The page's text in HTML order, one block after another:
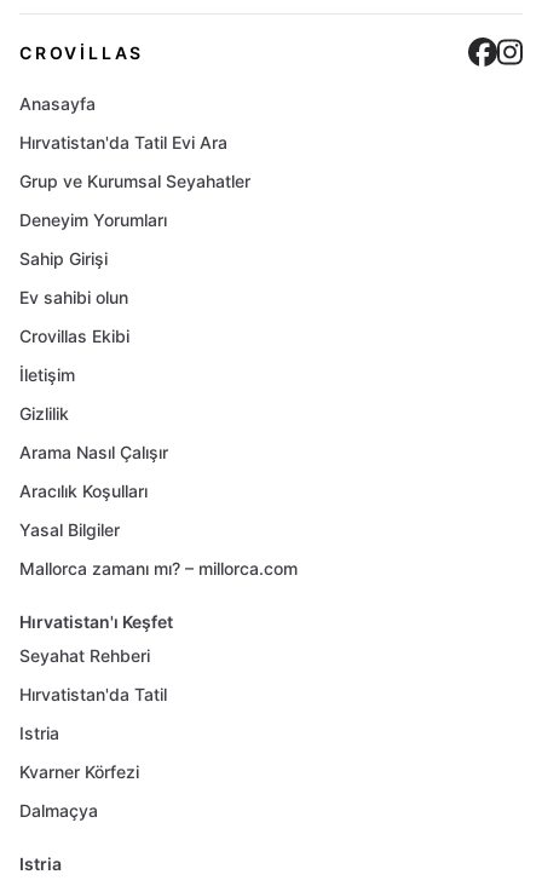
CROVILLAS
Anasayfa
Hırvatistan'da Tatil Evi Ara
Grup ve Kurumsal Seyahatler
Deneyim Yorumları
Sahip Girişi
Ev sahibi olun
Crovillas Ekibi
İletişim
Gizlilik
Arama Nasıl Çalışır
Aracılık Koşulları
Yasal Bilgiler
Mallorca zamanı mı? – millorca.com
Hırvatistan'ı Keşfet
Seyahat Rehberi
Hırvatistan'da Tatil
Istria
Kvarner Körfezi
Dalmaçya
Istria